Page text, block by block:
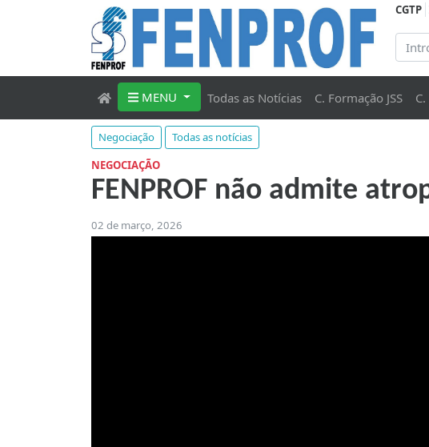
CGTP
MENU Todas as Notícias C. Formação JSS
Negociação
Todas as notícias
NEGOCIAÇÃO
FENPROF não admite
02 de março, 2026